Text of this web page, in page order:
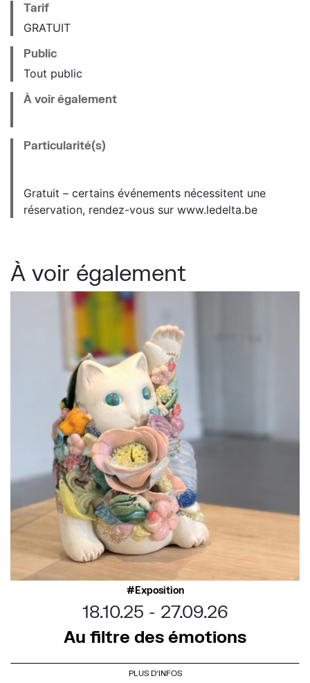
Tarif
GRATUIT
Public
Tout public
À voir également
Particularité(s)
Gratuit – certains événements nécessitent une
réservation, rendez-vous sur www.ledelta.be
À voir également
Exposition
18.10.25
27.09.26
Au filtre des émotions
PLUS D'INFOS